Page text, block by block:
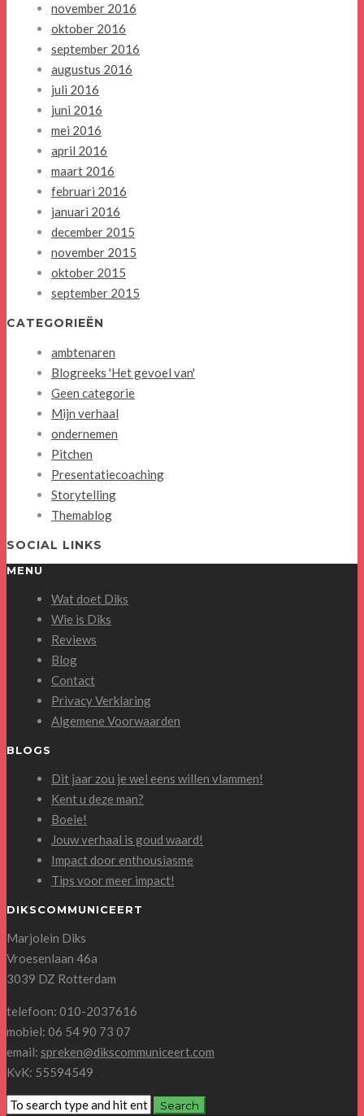
november 2016
oktober 2016
september 2016
augustus 2016
juli 2016
juni 2016
mei 2016
april 2016
maart 2016
februari 2016
januari 2016
december 2015
november 2015
oktober 2015
september 2015
CATEGORIEËN
ambtenaren
Blogreeks 'Het gevoel van'
Geen categorie
Mijn verhaal
ondernemen
Pitchen
Presentatiecoaching
Storytelling
Themablog
SOCIAL LINKS
MENU
Wat doet Diks
Wie is Diks
Reviews
Blog
Contact
Privacy Verklaring
Algemene Voorwaarden
BLOGS
Dit jaar zou je wel eens willen vlammen!
Kent u deze man?
Boeie!
Jouw verhaal is goud waard!
Impact door enthousiasme
Tips voor meer impact!
DIKSCOMMUNICEERT
Marjolein Diks
Vroesenlaan 46a
3039 DZ Rotterdam
telefoon: 010-2037616
mobiel: 06 54 90 73 07
email: spreken@dikscommuniceert.com
KvK: 55594549